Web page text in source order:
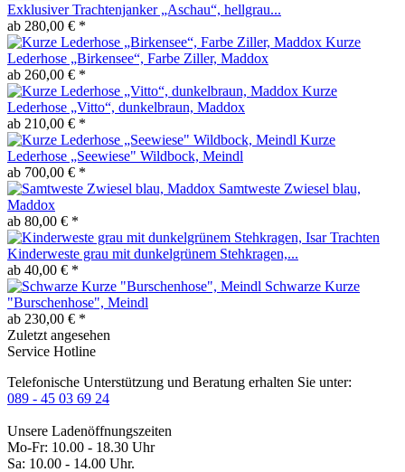
Exklusiver Trachtenjanker „Aschau“, hellgrau...
ab 280,00 € *
Kurze
Lederhose „Birkensee“, Farbe Ziller, Maddox
ab 260,00 € *
Kurze
Lederhose „Vitto“, dunkelbraun, Maddox
ab 210,00 € *
Kurze
Lederhose „Seewiese" Wildbock, Meindl
ab 700,00 € *
Samtweste Zwiesel blau,
Maddox
ab 80,00 € *
Kinderweste grau mit dunkelgrünem Stehkragen,...
ab 40,00 € *
Schwarze Kurze
"Burschenhose", Meindl
ab 230,00 € *
Zuletzt angesehen
Service Hotline
Telefonische Unterstützung und Beratung erhalten Sie unter:
089 - 45 03 69 24
Unsere Ladenöffnungszeiten
Mo-Fr: 10.00 - 18.30 Uhr
Sa: 10.00 - 14.00 Uhr.